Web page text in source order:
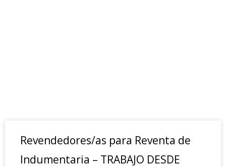
Revendedores/as para Reventa de
Indumentaria – TRABAJO DESDE